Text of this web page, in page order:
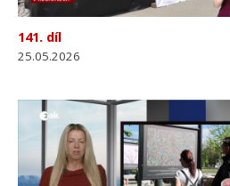
141. díl
25.05.2026